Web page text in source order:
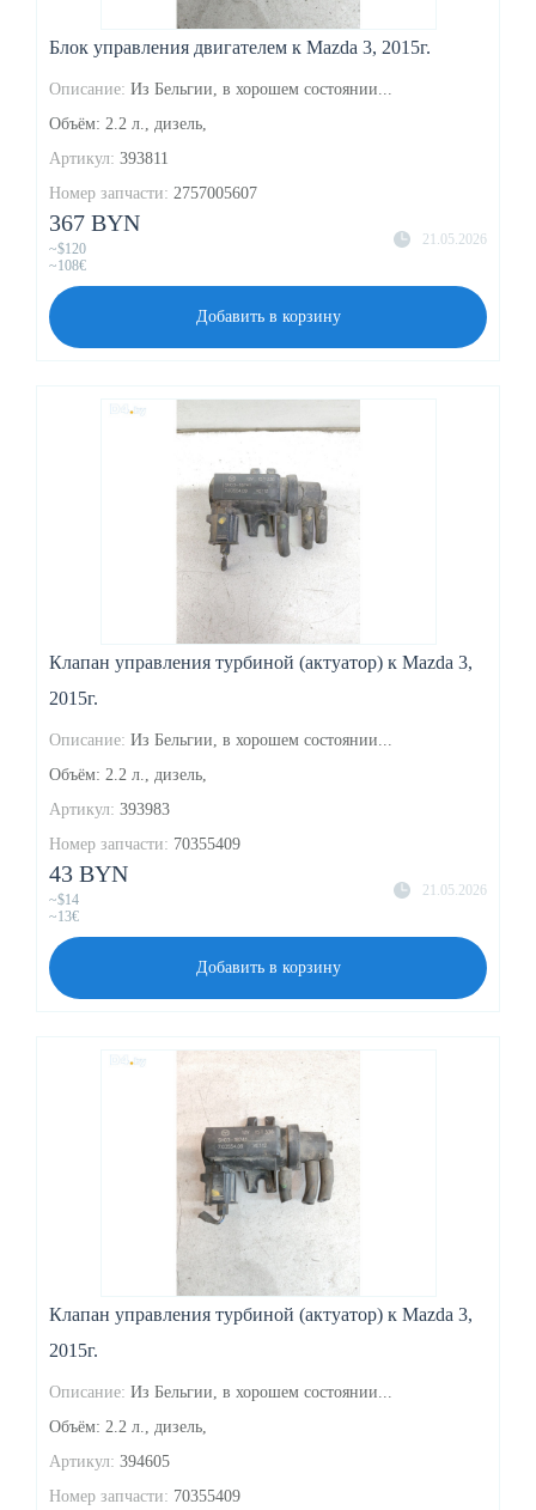
Блок управления двигателем к Mazda 3, 2015г.
Описание: Из Бельгии, в хорошем состоянии...
Объём: 2.2 л., дизель,
Артикул: 393811
Номер запчасти: 2757005607
21.05.2026
367 BYN
~$120
~108€
Добавить в корзину
Клапан управления турбиной (актуатор) к Mazda 3,
2015г.
Описание: Из Бельгии, в хорошем состоянии...
Объём: 2.2 л., дизель,
Артикул: 393983
Номер запчасти: 70355409
21.05.2026
43 BYN
~$14
~13€
Добавить в корзину
Клапан управления турбиной (актуатор) к Mazda 3,
2015г.
Описание: Из Бельгии, в хорошем состоянии...
Объём: 2.2 л., дизель,
Артикул: 394605
Номер запчасти: 70355409